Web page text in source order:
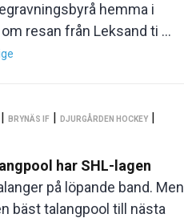
hemma i
resan från Leksand ti ...
| BRYNÄS IF | DJURGÅRDEN HOCKEY |
har SHL-lagen
på löpande band. Men
bäst talangpool till nästa